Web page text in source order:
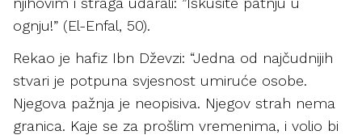
ognju!” (El-Enfal, 50).
Rekao je hafiz Ibn Dževzi: “Jedna od najčudnijih
stvari je potpuna svjesnost umiruće osobe.
Njegova pažnja je neopisiva. Njegov strah nema
granica. Kaje se za prošlim vremenima, i volio bi